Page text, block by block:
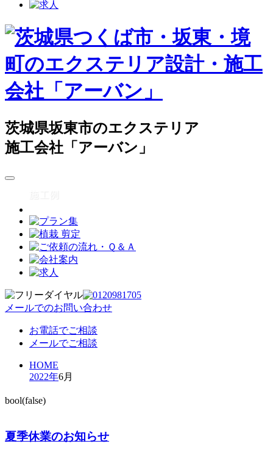
茨城県坂東市のエクステリア
施工会社「アーバン」
メールでのお問い合わせ
お電話でご相談
メールでご相談
HOME
2022年6月
bool(false)
夏季休業のお知らせ